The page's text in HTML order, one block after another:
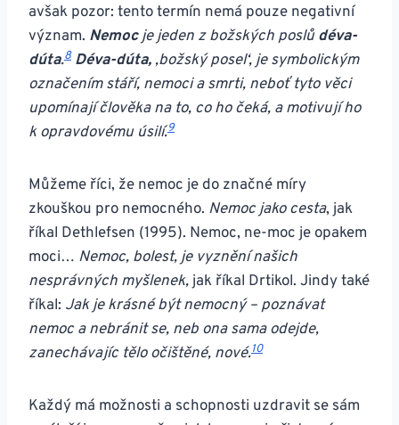
avšak pozor: tento termín nemá pouze negativní
význam. Nemocjejeden z božských poslůdéva-
dúta.8 Déva-dúta, ,božský posel‘, je symbolickým
označením stáří, nemoci a smrti, neboť tyto věci
upomínají člověka na to, co ho čeká, a motivují ho
k opravdovému úsilí.9
Můžeme říci, že nemoc je do značné míry
zkouškou pro nemocného. Nemoc jako cesta, jak
říkal Dethlefsen (1995). Nemoc, ne-moc je opakem
moci… Nemoc, bolest, je vyznění našich
nesprávných myšlenek, jak říkal Drtikol. Jindy také
říkal: Jak je krásné být nemocný – poznávat
nemoc a nebránit se, neb ona sama odejde,
zanechávajíc tělo očištěné, nové.10
Každý má možnosti a schopnosti uzdravit se sám